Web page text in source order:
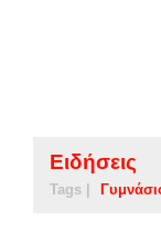
Ειδήσεις
Tags |